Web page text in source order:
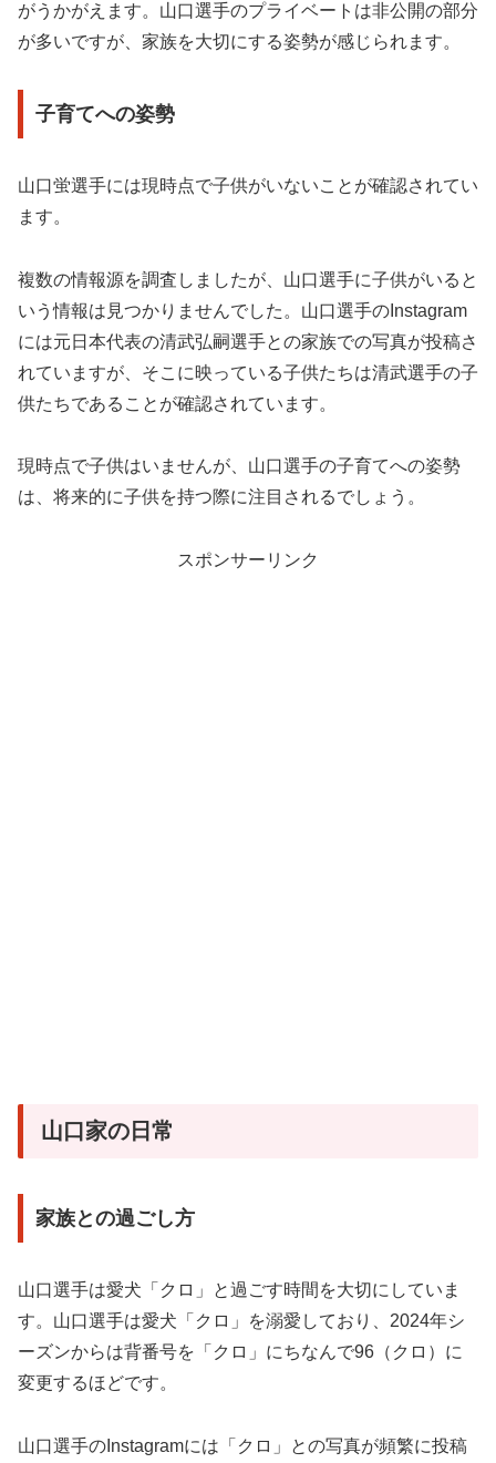
がうかがえます。山口選手のプライベートは非公開の部分
が多いですが、家族を大切にする姿勢が感じられます。
子育てへの姿勢
山口蛍選手には現時点で子供がいないことが確認されてい
ます。
複数の情報源を調査しましたが、山口選手に子供がいると
いう情報は見つかりませんでした。山口選手のInstagram
には元日本代表の清武弘嗣選手との家族での写真が投稿さ
れていますが、そこに映っている子供たちは清武選手の子
供たちであることが確認されています。
現時点で子供はいませんが、山口選手の子育てへの姿勢
は、将来的に子供を持つ際に注目されるでしょう。
スポンサーリンク
山口家の日常
家族との過ごし方
山口選手は愛犬「クロ」と過ごす時間を大切にしていま
す。山口選手は愛犬「クロ」を溺愛しており、2024年シ
ーズンからは背番号を「クロ」にちなんで96（クロ）に
変更するほどです。
山口選手のInstagramには「クロ」との写真が頻繁に投稿